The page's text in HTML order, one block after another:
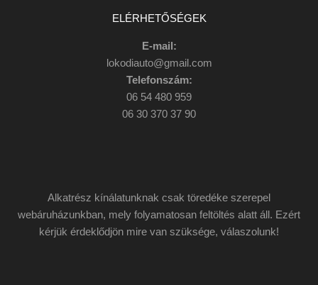
ELÉRHETŐSÉGEK
E-mail:
lokodiauto@gmail.com
Telefonszám:
06 54 480 959
06 30 370 37 90
Alkatrész kínálatunknak csak töredéke szerepel
webáruházunkban, mely folyamatosan feltöltés alatt áll. Ezért
kérjük érdeklődjön mire van szüksége, válaszolunk!